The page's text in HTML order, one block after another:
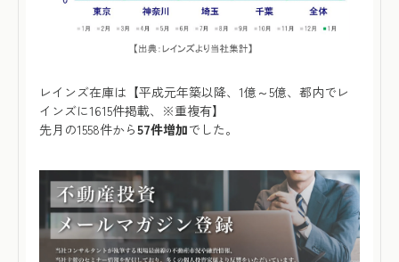
レインズ在庫は【平成元年築以降、1億～5億、都内でレ
インズに1615件掲載、※重複有】
先月の1558件から57件増加でした。